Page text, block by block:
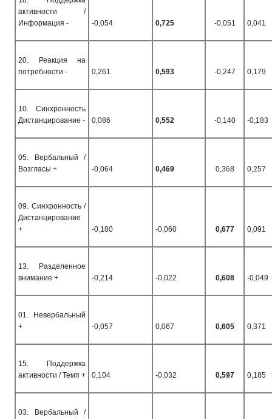
активности /
Информация -
-0,054 0,725 -0,051 0,041
20. Реакция на
потребности -
0,261 0,593 -0,247 0,179
10. Синхронность
Дистанцирование -
0,086 0,552 -0,140 -0,183
05. Вербальный /
Возгласы +
-0,064 0,469 0,368 0,257
09. Синхронность /
Дистанцирование
+
-0,180 -0,060 0,677 0,091
13. Разделенное
внимание +
-0,214 -0,022 0,608 -0,049
01. Невербальный
+
-0,057 0,067 0,605 0,371
15. Поддержка
активности / Темп +
0,104 -0,032 0,597 0,185
03. Вербальный /